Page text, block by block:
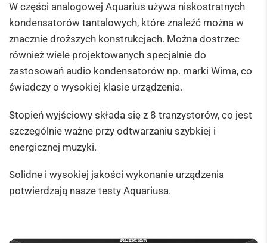
W części analogowej Aquarius używa niskostratnych
kondensatorów tantalowych, które znaleźć można w
znacznie droższych konstrukcjach. Można dostrzec
również wiele projektowanych specjalnie do
zastosowań audio kondensatorów np. marki Wima, co
świadczy o wysokiej klasie urządzenia.
Stopień wyjściowy składa się z 8 tranzystorów, co jest
szczególnie ważne przy odtwarzaniu szybkiej i
energicznej muzyki.
Solidne i wysokiej jakości wykonanie urządzenia
potwierdzają nasze testy Aquariusa.